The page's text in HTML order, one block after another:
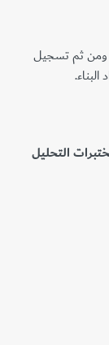
ومن ثم تسجيل
التحليل